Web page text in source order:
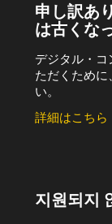
申し訳あ
は古くな
デジタル・
ただくために
い。
詳細はこちら
지원되지